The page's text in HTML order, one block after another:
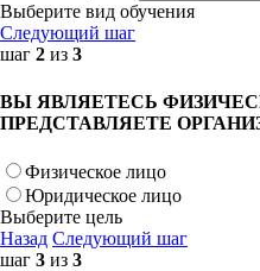
Выберите вид обучения
Следующий шаг
шаг 2 из 3
ВЫ ЯВЛЯЕТЕСЬ
ПРЕДСТАВЛЯЕТЕ
Физическое лицо
Юридическое лицо
Выберите цель
Назад Следующий шаг
шаг 3 из 3